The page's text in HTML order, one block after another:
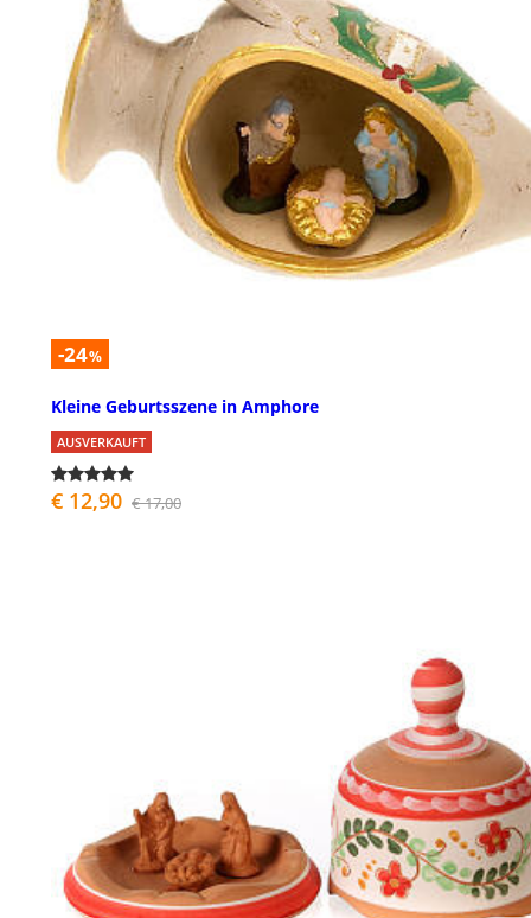
-24%
Kleine Geburtsszene in Amphore
AUSVERKAUFT
€ 12,90 € 17,00